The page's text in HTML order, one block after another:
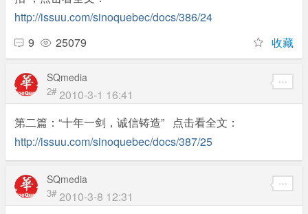
http://issuu.com/sinoquebec/docs/386/24
9
25079 收藏
SQmedia
2# 2010-3-1 16:41
第二篇：“十年一剑，诚信铸造” 点击看全文：
http://issuu.com/sinoquebec/docs/387/25
SQmedia
3# 2010-3-8 12:31